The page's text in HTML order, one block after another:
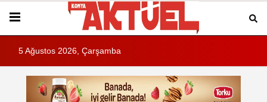
5 Ağustos 2026, Çarşamba